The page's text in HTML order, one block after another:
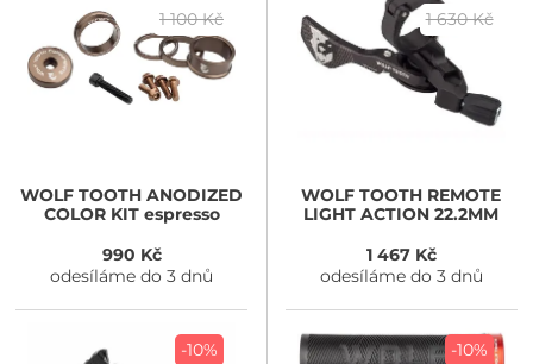
1 100 Kč
WOLF TOOTH ANODIZED
COLOR KIT espresso
990 Kč
odesíláme do 3 dnů
1 630 Kč
WOLF TOOTH REMOTE
LIGHT ACTION 22.2MM
1 467 Kč
odesíláme do 3 dnů
-10%
-10%